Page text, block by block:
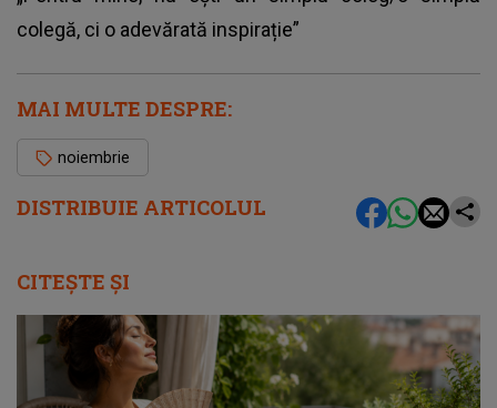
DISTRIBUIE ARTICOLUL
colegă, ci o adevărată inspirație”
MAI MULTE DESPRE:
noiembrie
CITEȘTE ȘI